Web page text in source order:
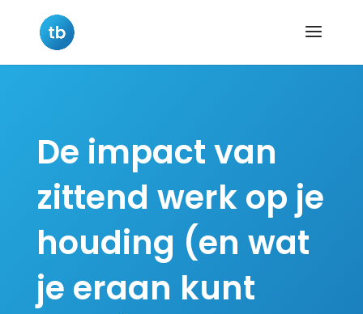
De impact van
zittend werk op je
houding (en wat
je eraan kunt